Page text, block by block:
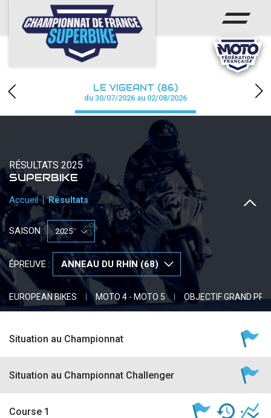
ACCUEIL
CHAMPIONNAT
CALENDRIER
PHOTOS / WEB TV
PARTENAIRES
PRESSE
PRESSE
accéder à la billetterie
LE VIGEANT (86)
du 30/07/2026 au 02/08/2026
RÉSULTATS 2025
SUPERBIKE
Accueil Résultats
SAISON :
ÉPREUVE :
EUROPEAN BIKES MOTO 4 - MOTO 5 OBJECTIF GRAND PRIX
Situation au Championnat
Situation au Championnat Challenger
Course 1